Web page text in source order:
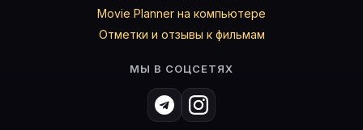
Movie Planner на компьютере
Отметки и отзывы к фильмам
МЫ В СОЦСЕТЯХ